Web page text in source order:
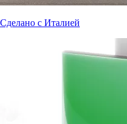
Сделано с Италией